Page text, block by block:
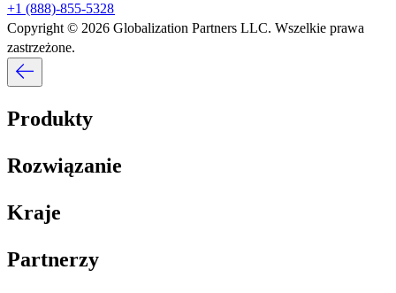
+1 (888)-855-5328​​
Copyright © 2026 Globalization Partners LLC. Wszelkie prawa
zastrzeżone.​​
Produkty​​
Rozwiązanie​​
Kraje​​
Partnerzy​​